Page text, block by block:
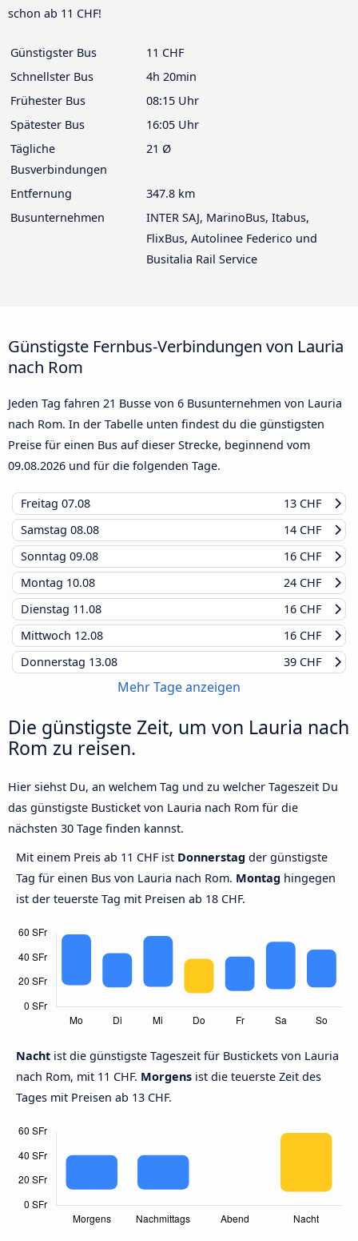
schon ab 11 CHF!
Günstigster Bus
11 CHF
Schnellster Bus
4h 20min
Frühester Bus
08:15 Uhr
Spätester Bus
16:05 Uhr
Tägliche
Busverbindungen
21 Ø
Entfernung
347.8 km
Busunternehmen
INTER SAJ, MarinoBus, Itabus,
FlixBus, Autolinee Federico und
Busitalia Rail Service
Günstigste Fernbus-Verbindungen von Lauria
nach Rom
Jeden Tag fahren 21 Busse von 6 Busunternehmen von Lauria
nach Rom. In der Tabelle unten findest du die günstigsten
Preise für einen Bus auf dieser Strecke, beginnend vom
09.08.2026 und für die folgenden Tage.
Freitag 07.08
13 CHF
Samstag 08.08
14 CHF
Sonntag 09.08
16 CHF
Montag 10.08
24 CHF
Dienstag 11.08
16 CHF
Mittwoch 12.08
16 CHF
Donnerstag 13.08 39 CHF
Mehr Tage anzeigen
Die günstigste Zeit, um von Lauria nach
Rom zu reisen.
Hier siehst Du, an welchem Tag und zu welcher Tageszeit Du
das günstigste Busticket von Lauria nach Rom für die
nächsten 30 Tage finden kannst.
Mit einem Preis ab 11 CHF ist Donnerstag der günstigste
Tag für einen Bus von Lauria nach Rom. Montag hingegen
ist der teuerste Tag mit Preisen ab 18 CHF.
Nacht ist die günstigste Tageszeit für Bustickets von Lauria
nach Rom, mit 11 CHF. Morgens ist die teuerste Zeit des
Tages mit Preisen ab 13 CHF.